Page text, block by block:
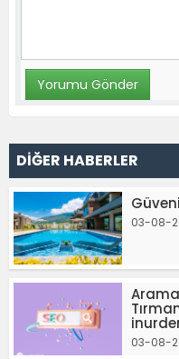
DİĞER HABERLER
03-08-
03-08-